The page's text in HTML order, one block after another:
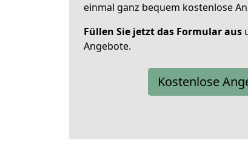
einmal ganz bequem kostenlose
Füllen Sie jetzt das Formular aus
Angebote.
Kostenlose